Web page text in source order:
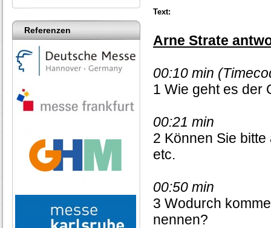
Referenzen
Text:
Arne Strate
00:10 min
1 Wie geht es der
00:21 min
2 Können Sie
etc.
00:50 min
3 Wodurch
nennen?